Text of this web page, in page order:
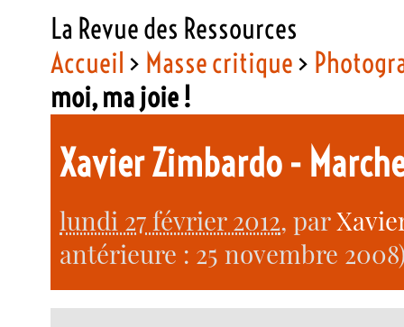
La Revue des Ressources
Accueil > Masse critique>
moi, ma joie !
Xavier Zimbardo -
lundi 27 février 2012, par
antérieure : 25 novembre